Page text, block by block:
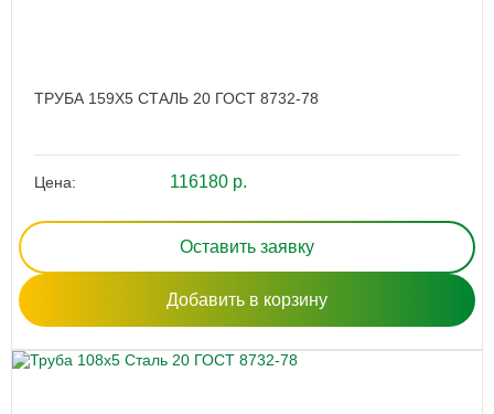
ТРУБА 159Х5 СТАЛЬ 20 ГОСТ 8732-78
Цена: 116180 р.
Оставить заявку
Добавить в корзину